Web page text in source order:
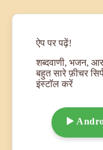
ऐप पर पढ़ें!
शब्दवाणी, भजन,
बहुत सारे फ़ीचर
इंस्टॉल करें
▶️